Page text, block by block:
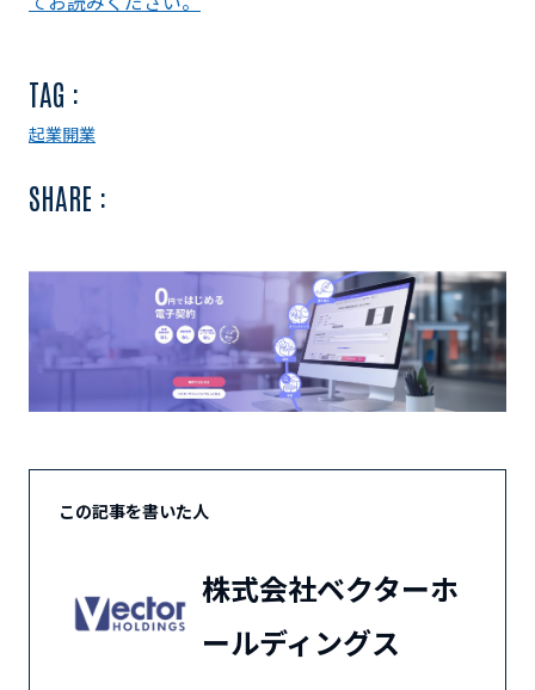
TAG :
起業開業
SHARE :
この記事を書いた人
株式会社ベクターホ
ールディングス